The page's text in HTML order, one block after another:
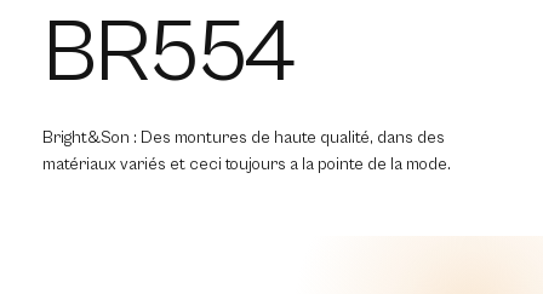
BR554
Bright&Son : Des montures de haute qualité, dans des
matériaux variés et ceci toujours a la pointe de la mode.